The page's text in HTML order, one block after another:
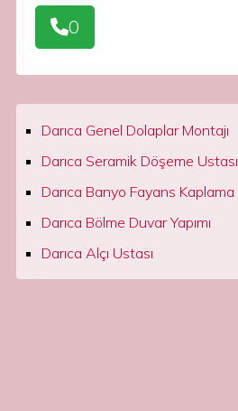
0
Darıca Genel Dolaplar Montajı
Darıca Seramik Döşeme Ustası
Darıca Banyo Fayans Kaplama
Darıca Bölme Duvar Yapımı
Darıca Alçı Ustası